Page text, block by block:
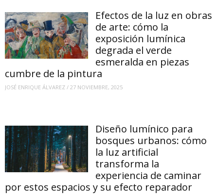
Efectos de la luz en obras
de arte: cómo la
exposición lumínica
degrada el verde
esmeralda en piezas
cumbre de la pintura
JOSÉ ENRIQUE ÁLVAREZ / 27 NOVIEMBRE, 2025
Diseño lumínico para
bosques urbanos: cómo
la luz artificial
transforma la
experiencia de caminar
por estos espacios y su efecto reparador